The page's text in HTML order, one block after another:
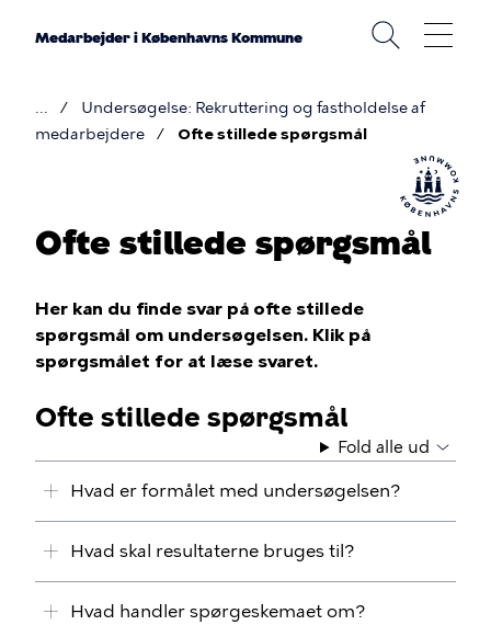
Medarbejder i Københavns Kommune
Brødkrumme
Undersøgelse: Rekruttering og fastholdelse af
medarbejdere
Ofte stillede spørgsmål
Ofte stillede spørgsmål
Her kan du finde svar på ofte stillede
spørgsmål om undersøgelsen. Klik på
spørgsmålet for at læse svaret.
Ofte stillede spørgsmål
Fold alle ud
Hvad er formålet med undersøgelsen?
Hvad skal resultaterne bruges til?
Hvad handler spørgeskemaet om?